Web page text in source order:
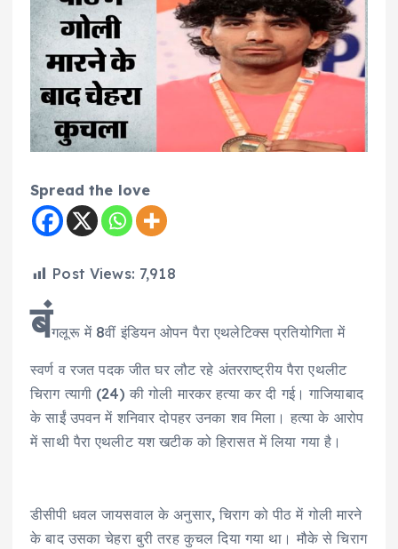
Spread the love
Post Views: 7,918
बंगलूरू में 8वीं इंडियन ओपन पैरा एथलेटिक्स प्रतियोगिता में
स्वर्ण व रजत पदक जीत घर लौट रहे अंतरराष्ट्रीय पैरा एथलीट
चिराग त्यागी (24) की गोली मारकर हत्या कर दी गई। गाजियाबाद
के साईं उपवन में शनिवार दोपहर उनका शव मिला। हत्या के आरोप
में साथी पैरा एथलीट यश खटीक को हिरासत में लिया गया है।
डीसीपी धवल जायसवाल के अनुसार, चिराग को पीठ में गोली मारने
के बाद उसका चेहरा बुरी तरह कुचल दिया गया था। मौके से चिराग